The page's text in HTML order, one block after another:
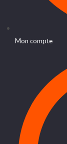
Mon compte